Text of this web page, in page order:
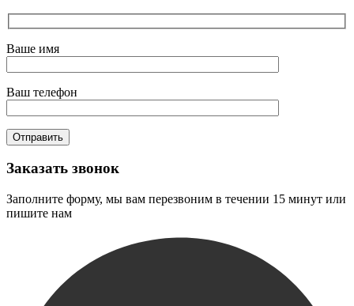
Ваше имя
Ваш телефон
Заказать звонок
Заполните форму, мы вам перезвоним в течении 15 минут или
пишите нам